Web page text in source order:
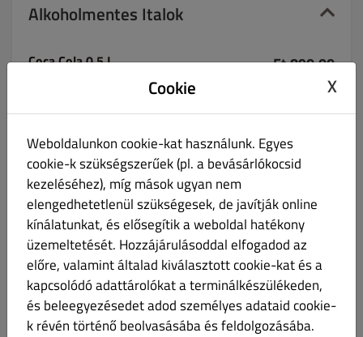
Alkoholmentes Italok
Coca Cola 0,5 L Ft 890.00
Cappy 100% Narancs 1 L Ft 1,850.00
Cappy Őszibarack 1 L Ft 1,550.00
Cookie X
Weboldalunkon cookie-kat használunk. Egyes
cookie-k szükségszerűek (pl. a bevásárlókocsid
kezeléséhez), míg mások ugyan nem
elengedhetetlenül szükségesek, de javítják online
kínálatunkat, és elősegítik a weboldal hatékony
üzemeltetését. Hozzájárulásoddal elfogadod az
előre, valamint általad kiválasztott cookie-kat és a
kapcsolódó adattárolókat a terminálkészülékeden,
és beleegyezésedet adod személyes adataid cookie-
k révén történő beolvasásába és feldolgozásába.